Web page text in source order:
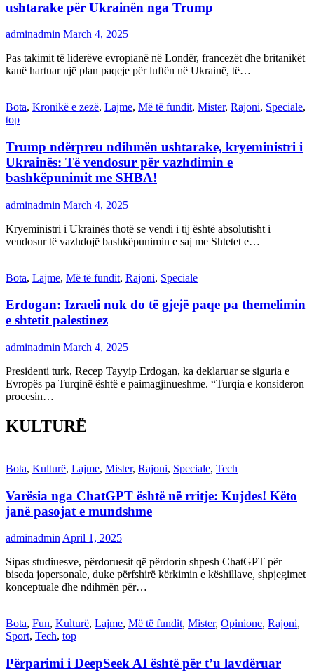
ushtarake për Ukrainën nga Trump
adminadmin March 4, 2025
Pas takimit të liderëve evropianë në Londër, francezët dhe britanikët
kanë hartuar një plan paqeje për luftën në Ukrainë, të…
Bota, Kronikë e zezë, Lajme, Më të fundit, Mister, Rajoni, Speciale,
top
Trump ndërpreu ndihmën ushtarake, kryeministri i
Ukrainës: Të vendosur për vazhdimin e
bashkëpunimit me SHBA!
adminadmin March 4, 2025
Kryeministri i Ukrainës thotë se vendi i tij është absolutisht i
vendosur të vazhdojë bashkëpunimin e saj me Shtetet e…
Bota, Lajme, Më të fundit, Rajoni, Speciale
Erdogan: Izraeli nuk do të gjejë paqe pa themelimin
e shtetit palestinez
adminadmin March 4, 2025
Presidenti turk, Recep Tayyip Erdogan, ka deklaruar se siguria e
Evropës pa Turqinë është e paimagjinueshme. “Turqia e konsideron
procesin…
KULTURË
Bota, Kulturë, Lajme, Mister, Rajoni, Speciale, Tech
Varësia nga ChatGPT është në rritje: Kujdes! Këto
janë pasojat e mundshme
adminadmin April 1, 2025
Sipas studiuesve, përdoruesit që përdorin shpesh ChatGPT për
biseda jopersonale, duke përfshirë kërkimin e këshillave, shpjegimet
konceptuale dhe ndihmën për…
Bota, Fun, Kulturë, Lajme, Më të fundit, Mister, Opinione, Rajoni,
Sport, Tech, top
Përparimi i DeepSeek AI është për t’u lavdëruar